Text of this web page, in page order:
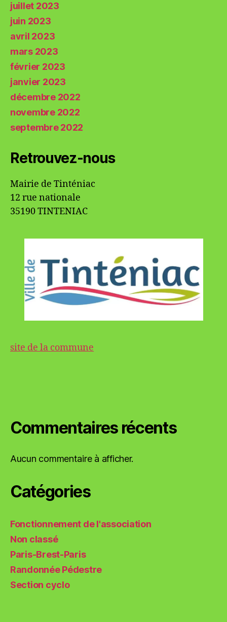
juillet 2023
juin 2023
avril 2023
mars 2023
février 2023
janvier 2023
décembre 2022
novembre 2022
septembre 2022
Retrouvez-nous
Mairie de Tinténiac
12 rue nationale
35190 TINTENIAC
site de la commune
Commentaires récents
Aucun commentaire à afficher.
Catégories
Fonctionnement de l'association
Non classé
Paris-Brest-Paris
Randonnée Pédestre
Section cyclo